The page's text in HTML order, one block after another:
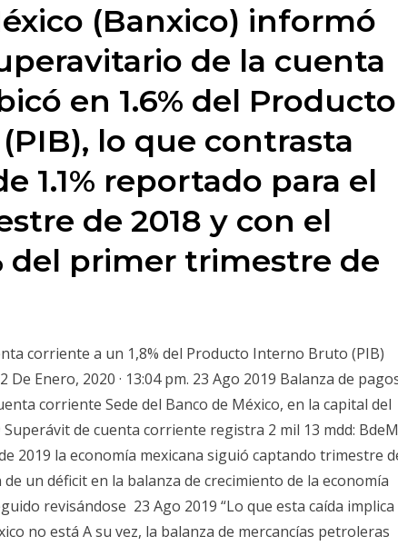
(Banxico) informó
de la cuenta
en 1.6% del Producto
lo que contrasta
1.1% reportado para el
de 2018 y con el
del primer trimestre de
corriente a un 1,8% del Producto Interno Bruto (PIB)
De Enero, 2020 · 13:04 pm. 23 Ago 2019 Balanza de
corriente Sede del Banco de México, en la capital del
Superávit de cuenta corriente registra 2 mil 13 mdd: BdeM
2019 la economía mexicana siguió captando trimestre
un déficit en la balanza de crecimiento de la economía
revisándose 23 Ago 2019 “Lo que esta caída implica
no está A su vez, la balanza de mercancías petroleras